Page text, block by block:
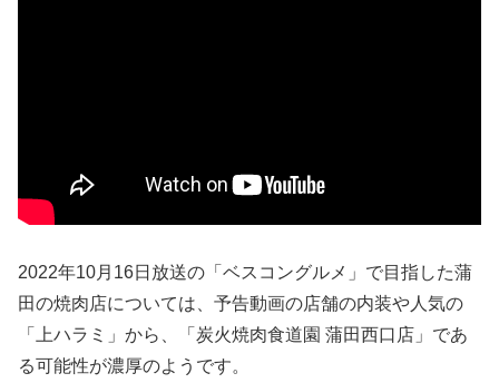
2022年10月16日放送の「ベスコングルメ」で目指した蒲
田の焼肉店については、予告動画の店舗の内装や人気の
「上ハラミ」から、「炭火焼肉食道園 蒲田西口店」であ
る可能性が濃厚のようです。